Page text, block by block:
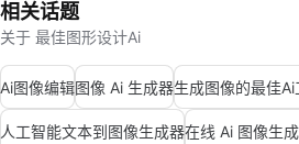
相关话题
关于 最佳图形设计Ai
Ai图像编辑图像 Ai 生成器生成图像的最佳Ai
人工智能文本到图像生成器在线 Ai 图像生